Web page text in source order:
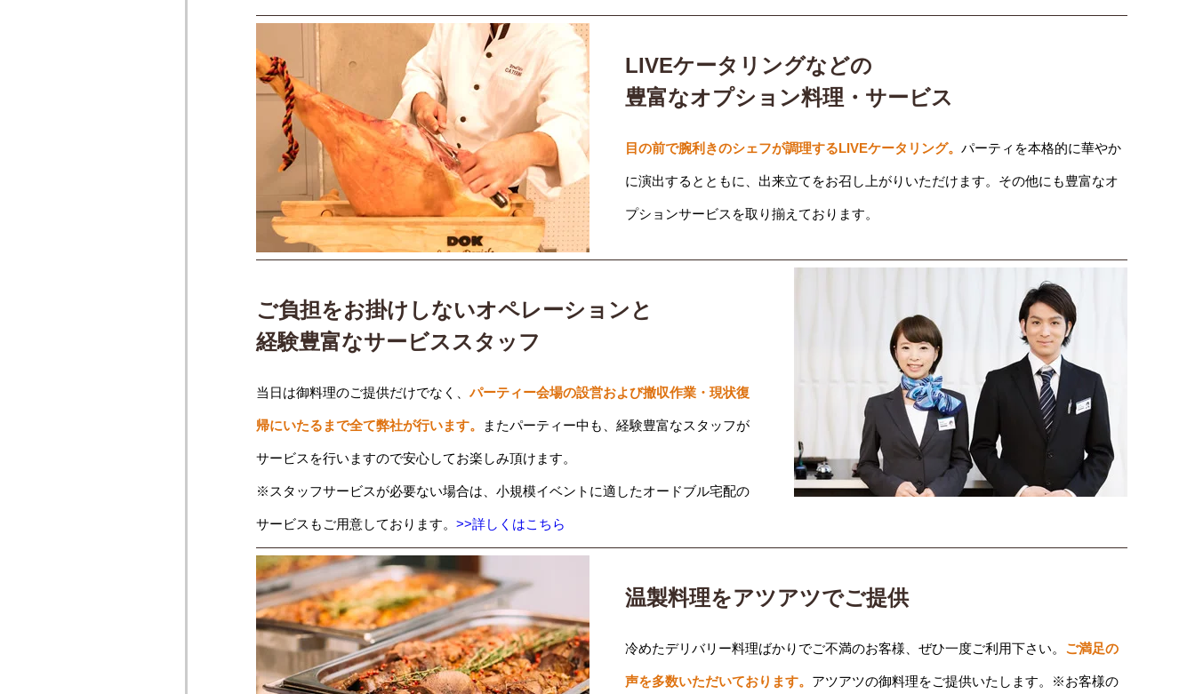
LIVEケータリングなどの
豊富なオプション料理・サービス
目の前で腕利きのシェフが調理するLIVEケータリング。 パーティを本格的に華やか
に演出するとともに、出来立てをお召し上がりいただけます。その他にも豊富なオ
プションサービスを取り揃えております。
ご負担をお掛けしないオペレーションと
経験豊富なサービススタッフ
当日は御料理のご提供だけでなく、パーティー会場の設営および撤収作業・現状復
帰にいたるまで全て弊社が行います。 またパーティー中も、経験豊富なスタッフが
サービスを行いますので安心してお楽しみ頂けます。
※スタッフサービスが必要ない場合は、小規模イベントに適したオードブル宅配の
サービスもご用意しております。 >>詳しくはこちら
温製料理をアツアツでご提供
冷めたデリバリー料理ばかりでご不満のお客様、ぜひ一度ご利用下さい。 ご満足の
声を多数いただいております。 アツアツの御料理をご提供いたします。※お客様の